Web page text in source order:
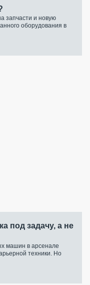
запчасти и новую
оборудования в
под задачу, а не
машин в арсенале
техники. Но